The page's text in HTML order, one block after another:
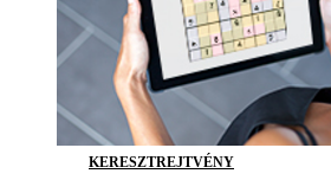
KERESZTREJTVÉNY